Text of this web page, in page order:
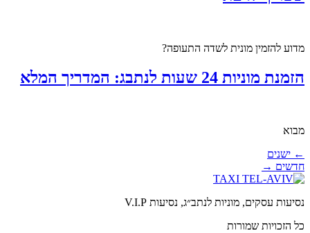
מדוע להזמין מונית לשדה התעופה?
הזמנת מוניות 24 שעות לנתבג: המדריך המלא
מבוא
← ישנים
חדשים →
נסיעות עסקים, מוניות לנתב״ג, נסיעות V.I.P
כל הזכויות שמורות